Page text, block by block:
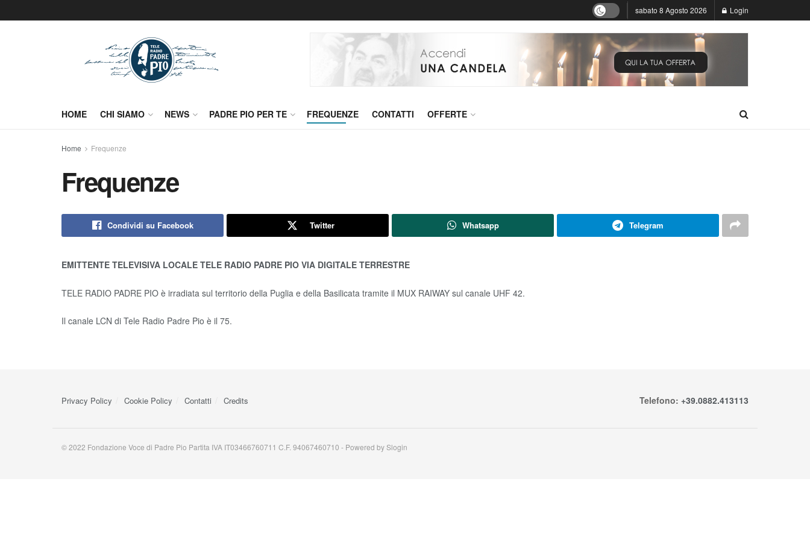
sabato 8 Agosto 2026 Login
HOME CHI SIAMO NEWS PADRE PIO PER TE FREQUENZE CONTATTI OFFERTE
Home Frequenze
Frequenze
Condividi su Facebook Twitter Whatsapp Telegram
EMITTENTE TELEVISIVA LOCALE TELE RADIO PADRE PIO VIA DIGITALE TERRESTRE
TELE RADIO PADRE PIO è irradiata sul territorio della Puglia e della Basilicata tramite il MUX RAIWAY sul canale UHF 42.
Il canale LCN di Tele Radio Padre Pio è il 75.
Privacy Policy Cookie Policy Contatti Credits Telefono: +39.0882.413113
© 2022 Fondazione Voce di Padre Pio Partita IVA IT03466760711 C.F. 94067460710 - Powered by Slogin